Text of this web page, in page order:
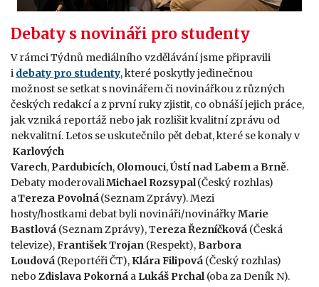
Debaty s novináři pro studenty
V rámci Týdnů mediálního vzdělávání jsme připravili
i debaty pro studenty, které poskytly jedinečnou
možnost se setkat s novinářem či novinářkou z různých
českých redakcí a z první ruky zjistit, co obnáší jejich práce,
jak vzniká reportáž nebo jak rozlišit kvalitní zprávu od
nekvalitní. Letos se uskutečnilo pět debat, které se konaly v
Karlových
Varech, Pardubicích, Olomouci,Ústí nad Labem aBrně.
Debaty moderovaliMichael Rozsypal(Český rozhlas)
aTereza Povolná(Seznam Zprávy). Mezi
hosty/hostkami debat byli novináři/novinářkyMarie
Bastlová (Seznam Zprávy), Tereza Řezníčková (Česká
televize),František Trojan (Respekt),Barbora
Loudová (Reportéři ČT), Klára Filipová (Český rozhlas)
nebo Zdislava Pokorná a Lukáš Prchal(oba za Deník N).